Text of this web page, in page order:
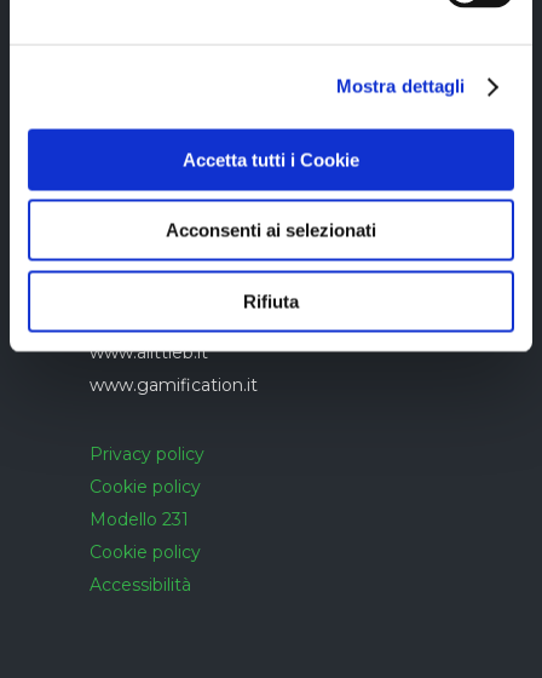
Mostra dettagli
Accetta tutti i Cookie
Acconsenti ai selezionati
Rifiuta
Azienda con sistema di gestione qualità
www.alittleb.it
www.gamification.it
Privacy policy
Cookie policy
Modello 231
Cookie policy
Accessibilità